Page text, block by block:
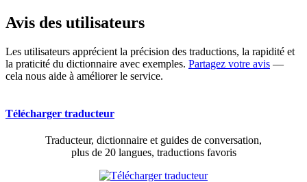
Avis des utilisateurs
Les utilisateurs apprécient la précision des traductions, la rapidité et
la praticité du dictionnaire avec exemples. Partagez votre avis —
cela nous aide à améliorer le service.
Télécharger traducteur
Traducteur, dictionnaire et guides de conversation,
plus de 20 langues, traductions favoris